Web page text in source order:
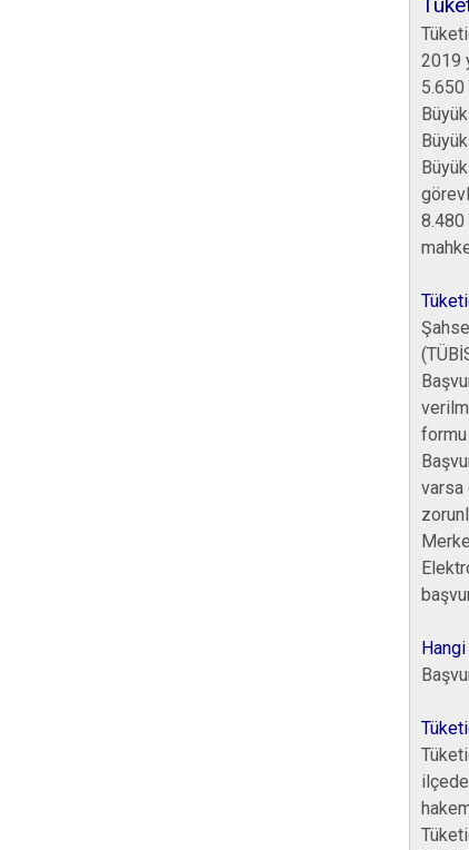
2019
5.650
8.480
formu
varsa